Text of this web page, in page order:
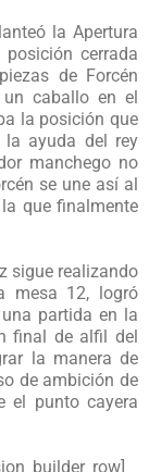
la Apertura
cerrada
de Forcén
caballo en el
la posición que
ayuda del rey
manchego no
se une así al
que finalmente
sigue realizando
mesa 12, logró
partida en la
final de alfil del
la manera de
de ambición de
el punto cayera